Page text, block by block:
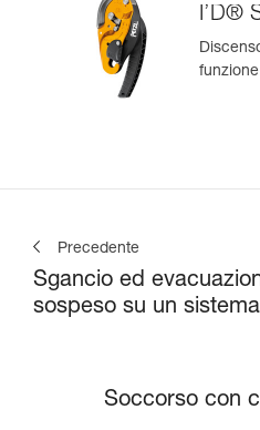
I’D®
Precedente
Sgancio ed
sospeso su un
Soccorso con